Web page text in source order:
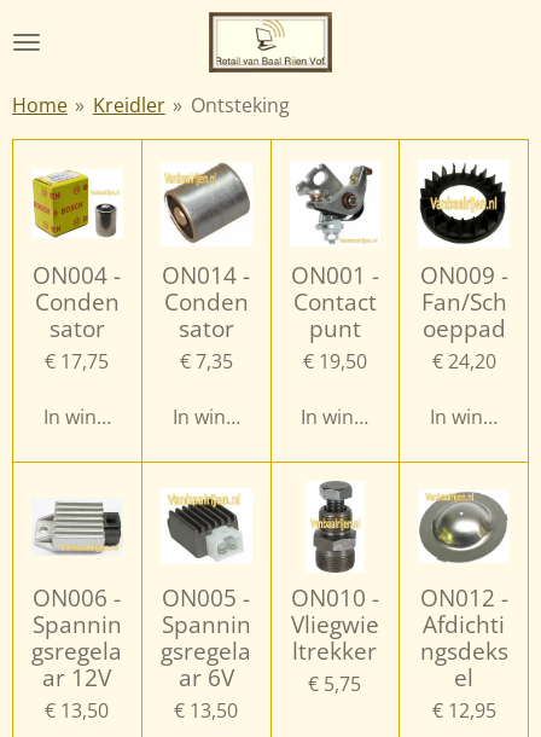
direct
de
hoofdinhoud
Home » Kreidler » Ontsteking
ON004 -
Conden
sator
€ 17,75
In winkelwagen
ON014 -
Conden
sator
€ 7,35
In winkelwagen
ON001 -
Contact
punt
€ 19,50
In winkelwagen
ON009 -
Fan/Sch
oeppad
€ 24,20
In
ON006 -
Spannin
gsregela
ar 12V
€ 13,50
ON005 -
Spannin
gsregela
ar 6V
€ 13,50
ON010 -
Vliegwie
ltrekker
€ 5,75
ON012 -
Afdichti
ngsdeks
el
€ 12,95